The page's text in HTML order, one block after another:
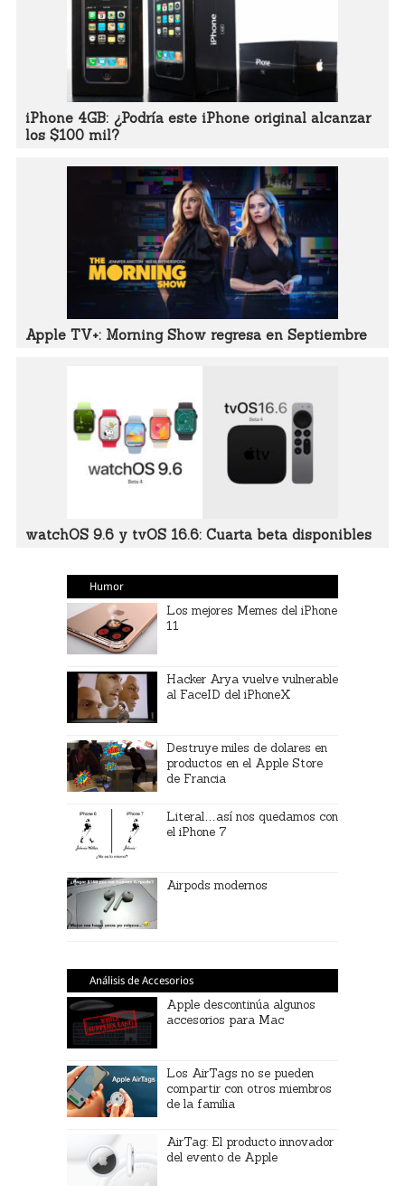
iPhone 4GB: ¿Podría este iPhone original alcanzar
los $100 mil?
Apple TV+: Morning Show regresa en Septiembre
watchOS 9.6 y tvOS 16.6: Cuarta beta disponibles
Humor
Los mejores Memes del iPhone
11
Hacker Arya vuelve vulnerable
al FaceID del iPhoneX
Destruye miles de dolares en
productos en el Apple Store
de Francia
Literal…así nos quedamos con
el iPhone 7
Airpods modernos
Análisis de Accesorios
Apple descontinúa algunos
accesorios para Mac
Los AirTags no se pueden
compartir con otros miembros
de la familia
AirTag: El producto innovador
del evento de Apple